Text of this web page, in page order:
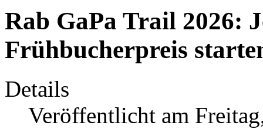
Rab GaPa Trail 2026:
Frühbucherpreis
Details
Veröffentlicht am